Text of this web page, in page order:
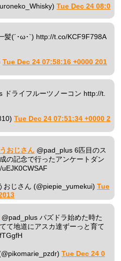
Tue Dec 24 08:0
髪(´･ω･`) http://t.co/KCF9F798A
Tue Dec 24 07:58:16 +0000 201
ドライフルーツノーコン http://t.
Tue Dec 24 07:51:34 +0000 2
おじさん @pad_plus 6匹目のス
の記念で行ったアンケートダン
おじさん (@piepie_yumekui)Tue
@pad_plus パズドラ始めた時た
て地道にアスカ達ずーっと育て
Tue Dec 24 0